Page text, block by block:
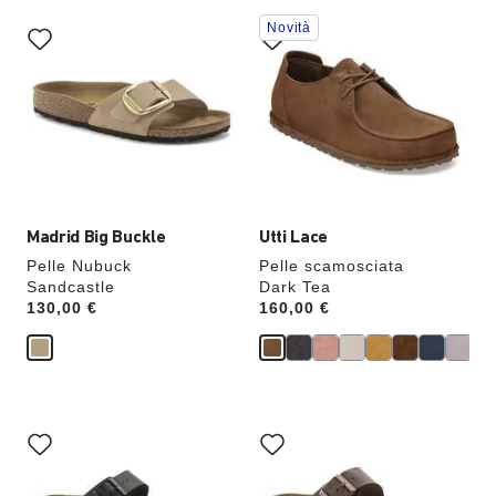
Madrid Big Buckle
Pelle Nubuck
Sandcastle
Price:
130,00 €
con
dei
colori,
l’immagine
Utti Lace
Pelle scamosciata
Dark Tea
Price:
160,00 €
Interagendo
con
anteprime
dei
colori,
l’immagine
Novità
con
con
anteprime